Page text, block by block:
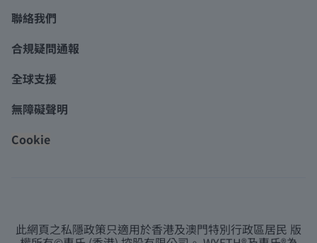
聯絡我們
合規疑問通報
全球支援
無障礙聲明
Cookie
此網頁之私隱政策只適用於香港及澳門特別行政區居民 版